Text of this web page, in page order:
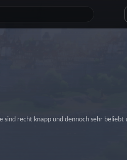
sind recht knapp und dennoch sehr